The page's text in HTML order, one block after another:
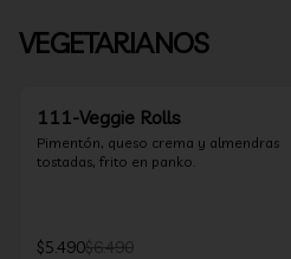
VEGETARIANOS
111-Veggie Rolls
Pimentón, queso crema y almendras
tostadas, frito en panko.
$5.490$6.490